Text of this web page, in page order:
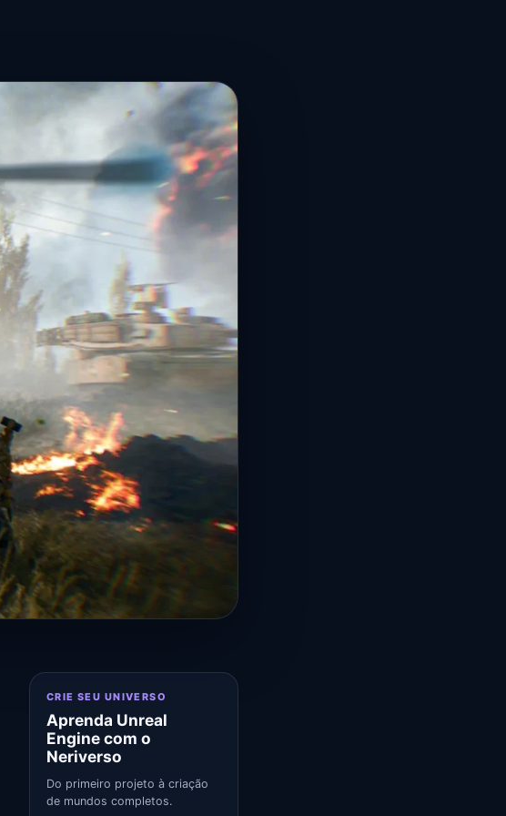
CRIE SEU UNIVERSO
Aprenda Unreal
Engine com o
Neriverso
Do primeiro projeto à criação
de mundos completos.